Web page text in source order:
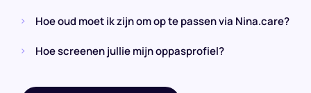
Hoe oud moet ik zijn om op te passen via Nina.care?
Hoe screenen jullie mijn oppasprofiel?